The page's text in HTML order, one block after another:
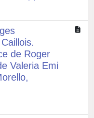
de Roger
Valeria Emi